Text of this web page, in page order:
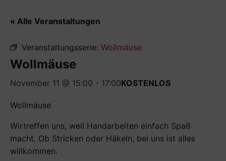
« Alle Veranstaltungen
Veranstaltungsserie: Wollmäuse
Wollmäuse
November 11 @ 15:00 - 17:00KOSTENLOS
Wollmäuse
Wirtreffen uns, weil Handarbeiten einfach Spaß
macht. Ob Stricken oder Häkeln, bei uns ist alles
willkommen.